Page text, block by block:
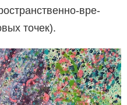
вре­
точек).